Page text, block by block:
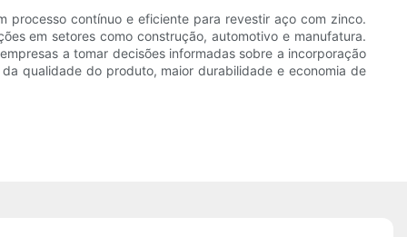
processo contínuo e eficiente para revestir aço com zinco.
em setores como construção, automotivo e manufatura.
a tomar decisões informadas sobre a incorporação
qualidade do produto, maior durabilidade e economia de